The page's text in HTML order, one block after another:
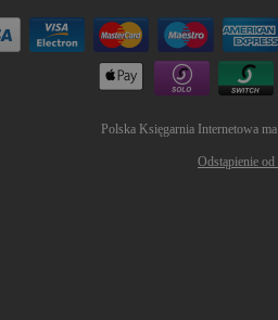
Polska Księgarnia Internetowa
Odstąpienie